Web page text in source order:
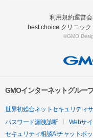
利用規約運営
best choice クリニック
©GMO
GMOインターネットグルー
世界初総合ネットセキュリティ
パスワード漏洩診断
Webサ
セキュリティ相談AIチャットボッ